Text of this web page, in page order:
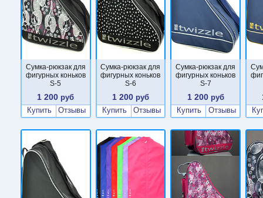
Сумка-рюкзак для
фигурных коньков
S-5
1 200 руб
Купить
Отзывы
Сумка-рюкзак для
фигурных коньков
S-6
1 200 руб
Купить
Отзывы
Сумка-рюкзак для
фигурных коньков
S-7
1 200руб
Купить
Отзывы